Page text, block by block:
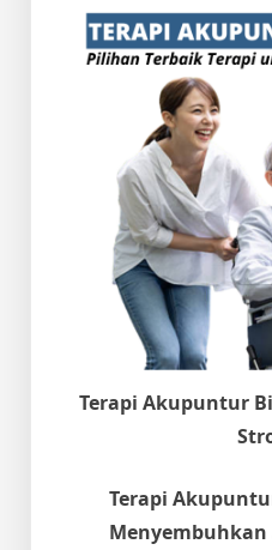
Terapi Akupuntur
Terapi
Menyembuhkan